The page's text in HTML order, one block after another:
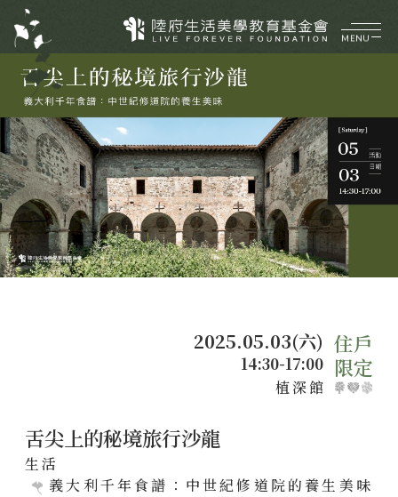
MENU
企業介紹
美好理願
陸府健社
大事紀要
菁英團隊
品牌價值
CORE VALUES
生機建築
永續服務
質感樂活
陸府基金會
FOUNDATION
關於陸府基金會
美學活動
NEWS
2025.05.03(六)
14:30-17:00
植深館
舌尖上的秘境旅行沙龍
生活
義大利千年食譜：中世紀修道院的養生美味